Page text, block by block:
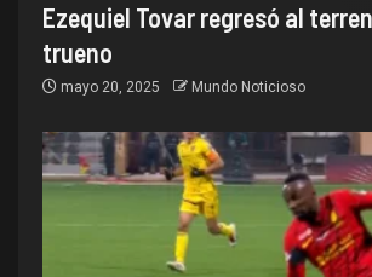
Ezequiel Tovar regresó al
trueno
mayo 20, 2025 Mundo Noticioso